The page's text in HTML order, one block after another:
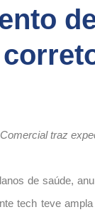
traz
de saúde,
tech teve